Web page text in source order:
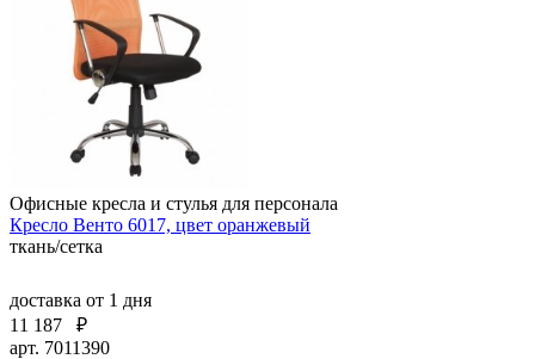
Офисные кресла и стулья для персонала
Кресло Венто 6017, цвет оранжевый
ткань/сетка
доставка от 1 дня
11 187
₽
арт. 7011390